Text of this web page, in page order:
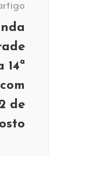
de